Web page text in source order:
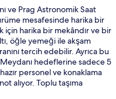
ve Prag Astronomik Saat
mesafesinde harika bir
için harika bir mekândır ve bir
öğle yemeği ile akşam
tercih edebilir. Ayrıca bu
hedeflerine sadece 5
personel ve konaklama
alıyor. Toplu taşıma
dakikalık ve Dlouhá třída